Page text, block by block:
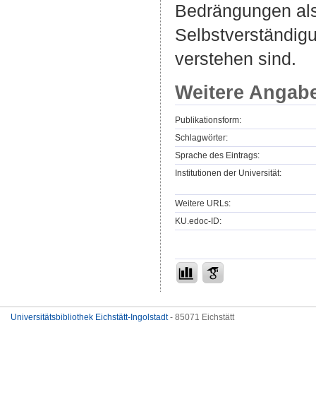
Bedrängungen
verstehen sind.
Weitere
Publikationsform:
Schlagwörter:
Sprache des Eintrags:
Institutionen der Universität:
Weitere URLs:
KU.edoc-ID:
Universitätsbibliothek Eichstätt-Ingolstadt- 85071 Eichstätt